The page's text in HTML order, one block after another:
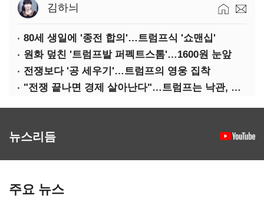
김하늬
80세 생일에 '종전 합의'…트럼프식 '쇼맨십'
원화 덮친 '트럼프발 퍼펙트스톰'…1600원 눈앞
전쟁보다 '공 세우기'…트럼프의 영웅 집착
"전쟁 끝나면 경제 살아난다"…트럼프는 낙관, 미국인은 싸늘
뉴스리듬
주요 뉴스